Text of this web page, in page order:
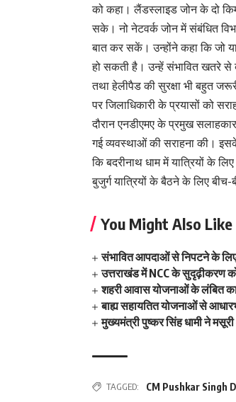
को कहा। लैंडस्लाइड जोन के दो
सके। नो नेटवर्क जोन में संबंधित
बात कर सकें। उन्होंने कहा कि जो
हो सकती है। उन्हें संभावित खतरे से
तथा हेलीपैड की सुरक्षा भी बहुत
पर जिलाधिकारी के प्रयासों को
दौरान एनडीएमए के प्रमुख
गई व्यवस्थाओं की सराहना की। इसके
कि बदरीनाथ धाम में यात्रियों के
बुजुर्ग यात्रियों के बैठने के लिए
You Might Also Like
संभावित आपदाओं से निपटने के लिए
उत्तराखंड में NCC के सुदृढ़ीकरण
शहरी आवास योजनाओं के लंबित
बाह्य सहायतित योजनाओं से
मुख्यमंत्री पुष्कर सिंह धामी ने मसूरी
TAGGED: CM Pushkar Singh